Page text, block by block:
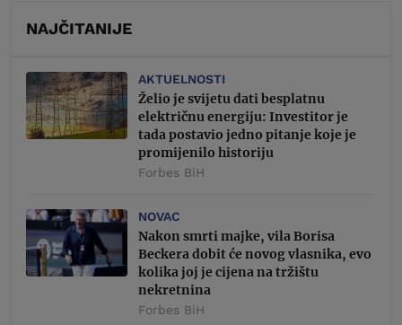
NAJČITANIJE
AKTUELNOSTI
Želio je svijetu dati besplatnu
električnu energiju: Investitor je
tada postavio jedno pitanje koje je
promijenilo historiju
Forbes BiH
NOVAC
Nakon smrti majke, vila Borisa
Beckera dobit će novog vlasnika, evo
kolika joj je cijena na tržištu
nekretnina
Forbes BiH